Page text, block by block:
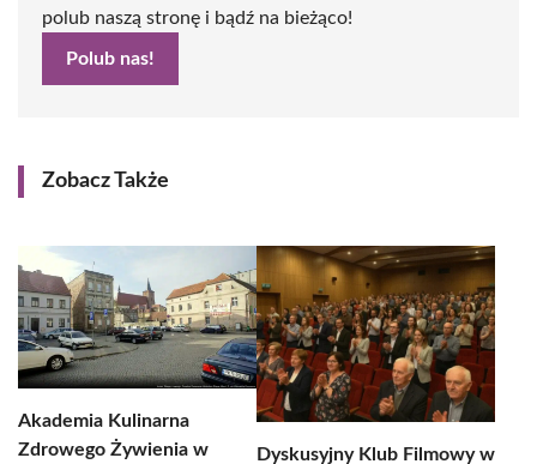
polub naszą stronę i bądź na bieżąco!
Polub nas!
Zobacz Także
Akademia Kulinarna
Zdrowego Żywienia w
Dyskusyjny Klub Filmowy w